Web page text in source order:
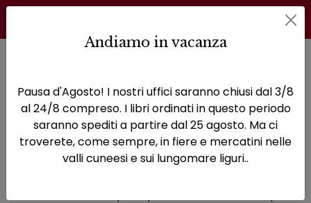
Sergio Arecco
Pagina di Sergio Arecco
Andiamo in vacanza
Pausa d'Agosto! I nostri uffici saranno chiusi dal 3/8
al 24/8 compreso. I libri ordinati in questo periodo
saranno spediti a partire dal 25 agosto. Ma ci
troverete, come sempre, in fiere e mercatini nelle
valli cuneesi e sui lungomare liguri..